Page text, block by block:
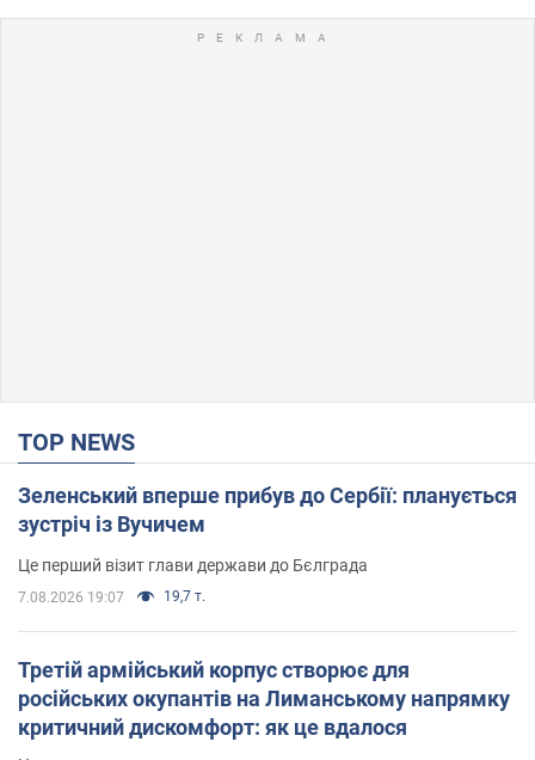
TOP NEWS
Зеленський вперше прибув до Сербії: планується
зустріч із Вучичем
Це перший візит глави держави до Бєлграда
7.08.2026 19:07 19,7 т.
Третій армійський корпус створює для
російських окупантів на Лиманському напрямку
критичний дискомфорт: як це вдалося